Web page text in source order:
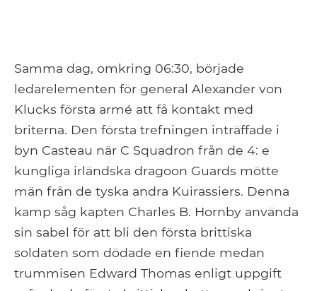
Samma dag, omkring 06:30, började
ledarelementen för general Alexander von
Klucks första armé att få kontakt med
briterna. Den första trefningen inträffade i
byn Casteau när C Squadron från de 4: e
kungliga irländska dragoon Guards mötte
män från de tyska andra Kuirassiers. Denna
kamp såg kapten Charles B. Hornby använda
sin sabel för att bli den första brittiska
soldaten som dödade en fiende medan
trummisen Edward Thomas enligt uppgift